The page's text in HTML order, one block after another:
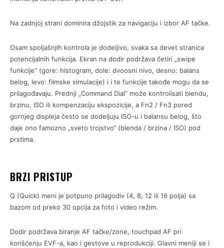
Na zadnjoj strani dominira džojstik za navigaciju i izbor AF tačke.
Osam spoljašnjih kontrola je dodeljivo, svaka sa devet stranica
potencijalnih funkcija. Ekran na dodir podržava četiri „swipe
funkcije“ (gore: histogram, dole: dvoosni nivo, desno: balans
belog, levo: filmske simulacije) i i te funkcije takođe mogu da se
prilagođavaju. Prednji „Command Dial“ može kontrolisati blendu,
brzinu, ISO ili kompenzaciju ekspozicije, a Fn2 / Fn3 pored
gornjeg displeja često se dodeljuju ISO-u i balansu belog, što
daje ono famozno „sveto trojstvo“ (blenda / brzina / ISO) pod
prstima.
BRZI PRISTUP
Q (Quick) meni je potpuno prilagodiv (4, 8, 12 ili 16 polja) sa
bazom od preko 30 opcija za foto i video režim.
Dodir podržava biranje AF tačke/zone, touchpad AF pri
korišćenju EVF-a, kao i gestove u reprodukciji. Glavni meniji se i